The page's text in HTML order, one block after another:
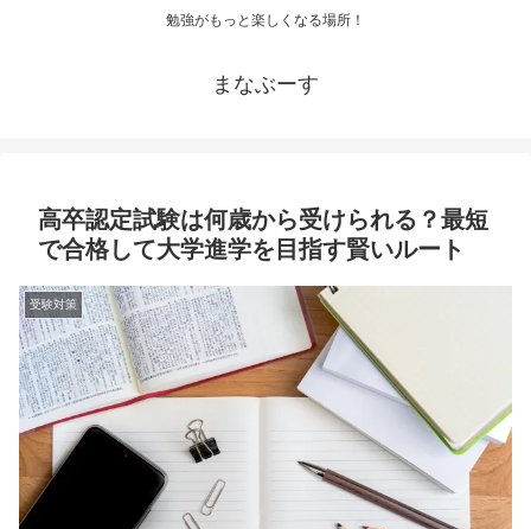
勉強がもっと楽しくなる場所！
まなぶーす
高卒認定試験は何歳から受けられる？最短
で合格して大学進学を目指す賢いルート
受験対策